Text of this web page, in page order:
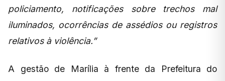
policiamento, notificações sobre trechos mal
iluminados, ocorrências de assédios ou registros
relativos à violência.”
A gestão de Marília à frente da Prefeitura do